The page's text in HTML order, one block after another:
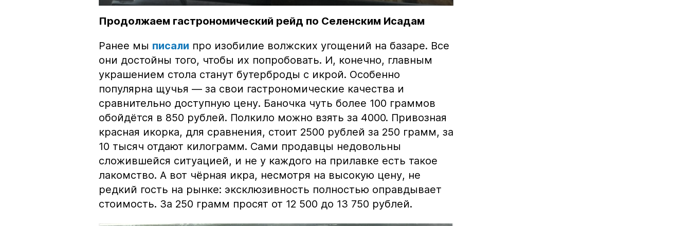
Продолжаем гастрономический рейд по Селенским Исадам
Ранее мы писали про изобилие волжских угощений на базаре. Все
они достойны того, чтобы их попробовать. И, конечно, главным
украшением стола станут бутерброды с икрой. Особенно
популярна щучья — за свои гастрономические качества и
сравнительно доступную цену. Баночка чуть более 100 граммов
обойдётся в 850 рублей. Полкило можно взять за 4000. Привозная
красная икорка, для сравнения, стоит 2500 рублей за 250 грамм, за
10 тысяч отдают килограмм. Сами продавцы недовольны
сложившейся ситуацией, и не у каждого на прилавке есть такое
лакомство. А вот чёрная икра, несмотря на высокую цену, не
редкий гость на рынке: эксклюзивность полностью оправдывает
стоимость. За 250 грамм просят от 12 500 до 13 750 рублей.